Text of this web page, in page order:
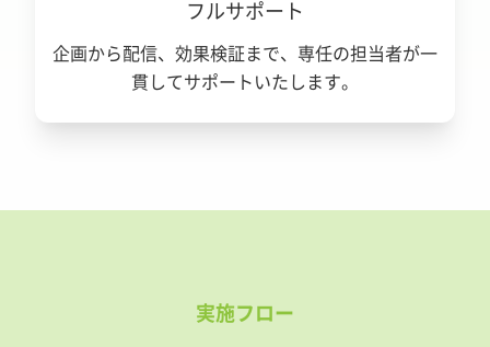
フルサポート
企画から配信、効果検証まで、専任の担当者が一
貫してサポートいたします。
実施フロー